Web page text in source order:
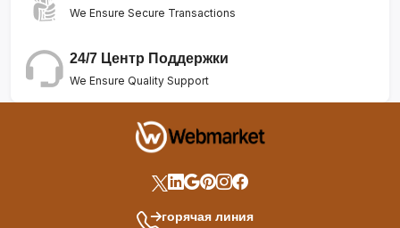
We Ensure Secure Transactions
24/7 Центр Поддержки
We Ensure Quality Support
горячая линия